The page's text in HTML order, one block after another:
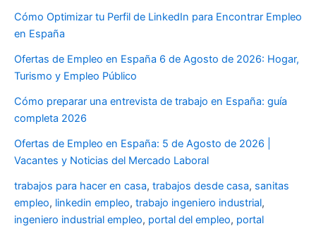
Cómo Optimizar tu Perfil de LinkedIn para Encontrar Empleo
en España
Ofertas de Empleo en España 6 de Agosto de 2026: Hogar,
Turismo y Empleo Público
Cómo preparar una entrevista de trabajo en España: guía
completa 2026
Ofertas de Empleo en España: 5 de Agosto de 2026 |
Vacantes y Noticias del Mercado Laboral
trabajos para hacer en casa, trabajos desde casa, sanitas
empleo, linkedin empleo, trabajo ingeniero industrial,
ingeniero industrial empleo, portal del empleo, portal